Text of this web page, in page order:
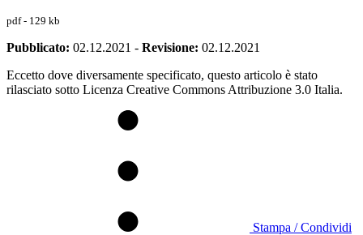
pdf - 129 kb
Pubblicato: 02.12.2021 - Revisione: 02.12.2021
Eccetto dove diversamente specificato, questo articolo è stato
rilasciato sotto Licenza Creative Commons Attribuzione 3.0 Italia.
Stampa / Condividi